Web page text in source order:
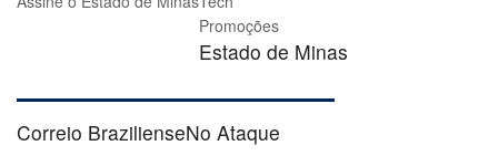
Promoções
Estado de Minas
Correio BrazilienseNo Ataque